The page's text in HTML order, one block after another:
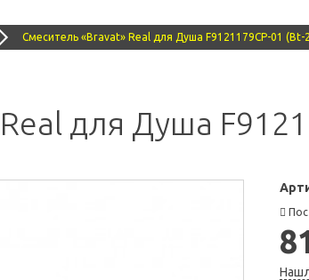
Смеситель «Bravat» Real для Душа F9121179CP-01 (Bt-
для Душа